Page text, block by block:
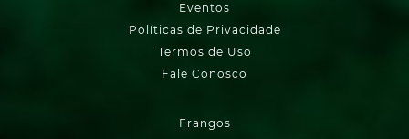
Eventos
Políticas de Privacidade
Termos de Uso
Fale Conosco
Frangos